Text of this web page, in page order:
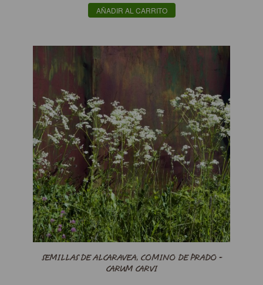
AÑADIR AL CARRITO
SEMILLAS DE ALCARAVEA, COMINO DE PRADO -
CARUM CARVI